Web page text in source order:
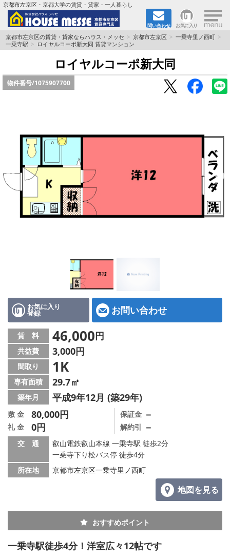
京都市左京区・京都大学の賃貸・貸家・一人暮らし
問い合わせ お気に入り ×
TOPページ
地図から検索
地域から検索
書類DL & 入居者さまへ
家族で住むならマンション？賃家？
一人暮らしの物件特集
ペット相談OKの賃貸！
ハウスメーカー施工特集！
IT重説について
スタッフ紹介
賃貸管理の北白川店
店舗情報·アクセス
会社概要
メールでお問い合わせ
京都市左京区の賃貸・貸家ならハウス・メッセ 京都市左京区
一乗寺里ノ西町
一乗寺駅
ロイヤルコーポ新大同 賃貸マンション
ロイヤルコーポ新大同
物件番号/1075907700
お気に入り
登録 お問い合わせ
賃 料 46,000円
共益費 3,000円
間取り 1K
専有面積 29.7㎡
築年月 平成9年12月 (築29年)
敷 金 80,000円
礼 金 0円
保証金 －
解約引 －
交 通
叡山電鉄叡山本線 一乗寺駅 徒歩2分
一乗寺下り松バス停 徒歩4分
所在地
京都市左京区一乗寺里ノ西町
地図を見る
おすすめポイント
一乗寺駅徒歩4分！洋室広々12帖です